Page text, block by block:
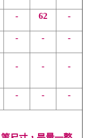
- 62 -
- - -
- - -
- - -